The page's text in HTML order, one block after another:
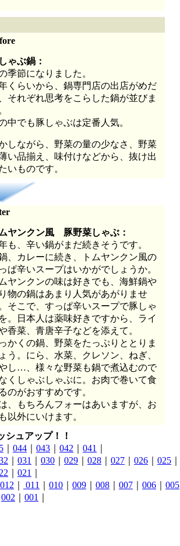
ゃぶ鍋：
季節になりました。
くらいから、鍋専門店の出店がめだ
それぞれ思考をこらした鍋が並びま
中でも豚しゃぶは定番人気。
しながら、野菜の量の少なさ、野菜
い品揃え、味付けなどから、抜け出
いものです。
ムヤンクン風 豚野菜しゃぶ：
も、辛い鍋がまだ続きそうです。
、カレーに続き、トムヤンクン風の
ぱ辛いスープはいかがでしょうか。
ヤンクンの味は好きでも、海鮮鍋や
物の鍋はあまり人気があがりませ
そこで、すっぱ辛いスープで豚しゃ
。日本人は薬味好きですから、ライ
香菜、青唐辛子などを添えて。
かくの鍋、野菜をたっぷりととりま
う。にら、水菜、クレソン、ねぎ、
し…、様々な野菜も鍋で煮込むので
くしゃぶしゃぶに。お肉で巻いて食
のがおすすめです。
、もちろんフォーはあいますが、お
以外にいけます。
シュアップ！！
044 043 042 041
031 030 029 028 027 026 025
021
012 011 010 009 008 007 006 005
002 001